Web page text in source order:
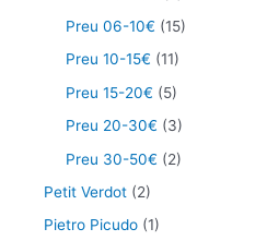
Preu 06-10€ (15)
Preu 10-15€ (11)
Preu 15-20€ (5)
Preu 20-30€ (3)
Preu 30-50€ (2)
Petit Verdot (2)
Pietro Picudo (1)